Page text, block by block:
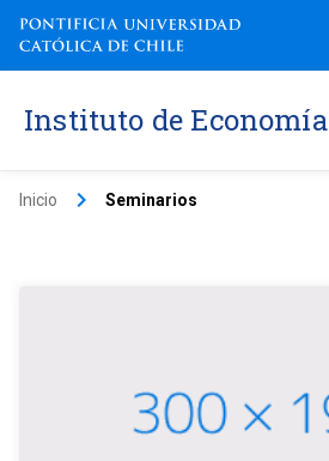
Instituto de Economía
Inicio keyboard_arrow_right Seminarios